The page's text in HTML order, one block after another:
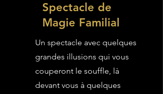
Spectacle de
Magie Familial
Un spectacle avec quelques
grandes illusions qui vous
couperont le souffle, là
devant vous à quelques